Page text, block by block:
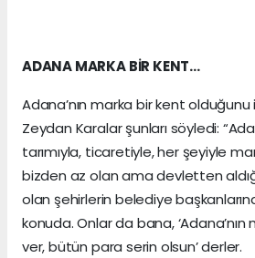
ADANA MARKA BİR KENT…
Adana’nın marka bir kent
Zeydan Karalar şunları söyledi:
tarımıyla, ticaretiyle, her şeyiyle
bizden az olan ama devletten
olan şehirlerin belediye
konuda. Onlar da bana,
ver, bütün para serin olsun’ derler.